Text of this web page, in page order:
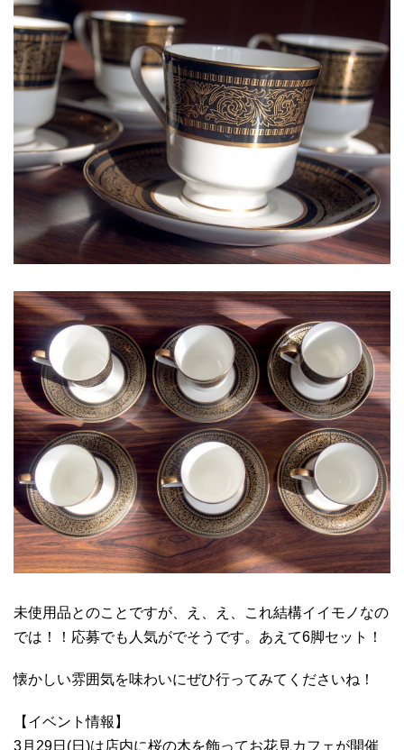
未使用品とのことですが、え、え、これ結構イイモノなの
では！！応募でも人気がでそうです。あえて6脚セット！
懐かしい雰囲気を味わいにぜひ行ってみてくださいね！
【イベント情報】
3月29日(日)は店内に桜の木を飾ってお花見カフェが開催